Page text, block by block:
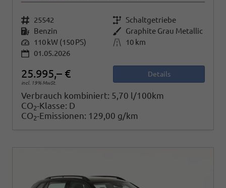
Fahrzeugnr. 25542 Getriebe Schaltgetriebe
Kraftstoff Benzin Außenfarbe Graphite Grau Metallic
Leistung 110 kW (150 PS) Kilometerstand
10 km
01.05.2026
25.995,– €
incl. 19% MwSt.
Details
Verbrauch kombiniert: 5,70 l/100km
CO2-Klasse: D
CO2-Emissionen: 129,00 g/km